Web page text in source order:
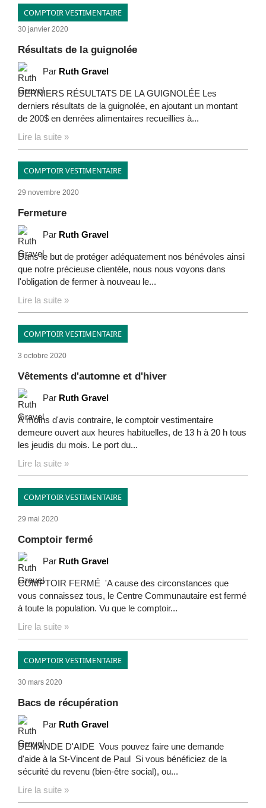
COMPTOIR VESTIMENTAIRE
30 janvier 2020
Résultats de la guignolée
Par Ruth Gravel
DERNIERS RÉSULTATS DE LA GUIGNOLÉE Les
derniers résultats de la guignolée, en ajoutant un montant
de 200$ en denrées alimentaires recueillies à...
Lire la suite »
COMPTOIR VESTIMENTAIRE
29 novembre 2020
Fermeture
Par Ruth Gravel
Dans le but de protéger adéquatement nos bénévoles ainsi
que notre précieuse clientèle, nous nous voyons dans
l'obligation de fermer à nouveau le...
Lire la suite »
COMPTOIR VESTIMENTAIRE
3 octobre 2020
Vêtements d'automne et d'hiver
Par Ruth Gravel
À moins d'avis contraire, le comptoir vestimentaire
demeure ouvert aux heures habituelles, de 13 h à 20 h tous
les jeudis du mois. Le port du...
Lire la suite »
COMPTOIR VESTIMENTAIRE
29 mai 2020
Comptoir fermé
Par Ruth Gravel
COMPTOIR FERMÉ 'A cause des circonstances que
vous connaissez tous, le Centre Communautaire est fermé
à toute la population. Vu que le comptoir...
Lire la suite »
COMPTOIR VESTIMENTAIRE
30 mars 2020
Bacs de récupération
Par Ruth Gravel
DEMANDE D'AIDE Vous pouvez faire une demande
d'aide à la St-Vincent de Paul Si vous bénéficiez de la
sécurité du revenu (bien-être social), ou...
Lire la suite »